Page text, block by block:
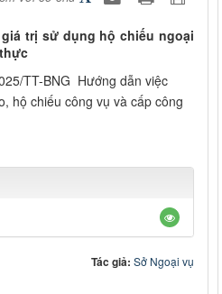
trị sử dụng hộ chiếu ngoại
TT-BNG Hướng dẫn việc
hộ chiếu công vụ và cấp công
Tác giả: Sở Ngoại vụ